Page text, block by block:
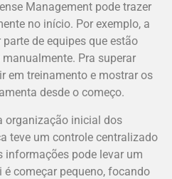
Management pode trazer
no início. Por exemplo, a
de equipes que estão
Pra superar
em treinamento e mostrar os
desde o começo.
organização inicial dos
teve um controle centralizado
informações pode levar um
começar pequeno, focando